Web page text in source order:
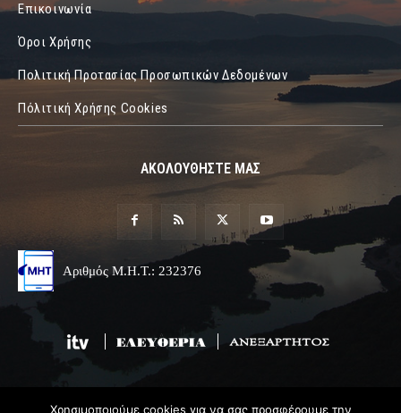
Επικοινωνία
Όροι Χρήσης
Πολιτική Προτασίας Προσωπικών Δεδομένων
Πόλιτική Χρήσης Cookies
ΑΚΟΛΟΥΘΗΣΤΕ ΜΑΣ
Αριθμός Μ.Η.Τ.: 232376
Χρησιμοποιούμε cookies για να σας προσφέρουμε την